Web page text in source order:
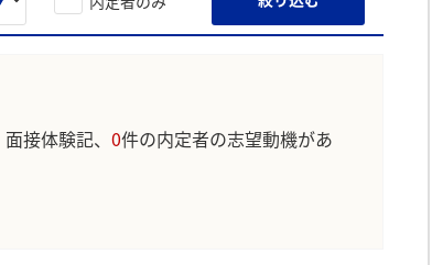
接体験記、 0件の内定者の志望動機があ